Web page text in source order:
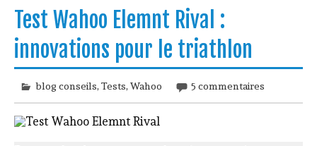
trouver celle qui répondra à vos besoins et
comprendre comment bien l'utiliser.
Test Wahoo Elemnt Rival :
innovations pour le triathlon
blog conseils,Tests,Wahoo 5 commentaires